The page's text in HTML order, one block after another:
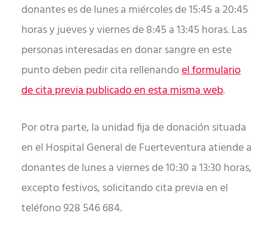
donantes es de lunes a miércoles de 15:45 a 20:45
horas y jueves y viernes de 8:45 a 13:45 horas. Las
personas interesadas en donar sangre en este
punto deben pedir cita rellenandoel formulario
de cita previa publicado en esta misma web.
Por otra parte, la unidad fija de donación situada
en el Hospital General de Fuerteventura atiende a
donantes de lunes a viernes de 10:30 a 13:30 horas,
excepto festivos, solicitando cita previa en el
teléfono 928 546 684.